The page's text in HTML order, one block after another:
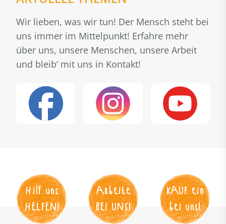
Wir lieben, was wir tun! Der Mensch steht bei
uns immer im Mittelpunkt! Erfahre mehr
über uns, unsere Menschen, unsere Arbeit
und bleib‘ mit uns in Kontakt!
Hilf uns
HELFEN!
Arbeite
BEI UNS!
KAUF ein
bei uns!